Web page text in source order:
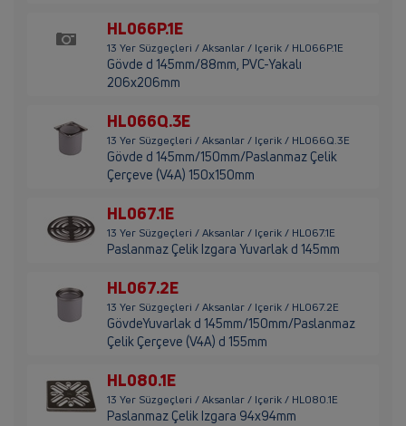
HL066P.1E
13 Yer Süzgeçleri / Aksanlar / Içerik / HL066P.1E
Gövde d 145mm/88mm, PVC-Yakalı
206x206mm
HL066Q.3E
13 Yer Süzgeçleri / Aksanlar / Içerik / HL066Q.3E
Gövde d 145mm/150mm/Paslanmaz Çelik
Çerçeve (V4A) 150x150mm
HL067.1E
13 Yer Süzgeçleri / Aksanlar / Içerik / HL067.1E
Paslanmaz Çelik Izgara Yuvarlak d 145mm
HL067.2E
13 Yer Süzgeçleri / Aksanlar / Içerik / HL067.2E
GövdeYuvarlak d 145mm/150mm/Paslanmaz
Çelik Çerçeve (V4A) d 155mm
HL080.1E
13 Yer Süzgeçleri / Aksanlar / Içerik / HL080.1E
Paslanmaz Çelik Izgara 94x94mm